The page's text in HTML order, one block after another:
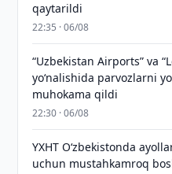
qaytarildi
22:35 · 06/08
“Uzbekistan Airports” va
yo‘nalishida parvozlarni
muhokama qildi
22:30 · 06/08
YXHT O‘zbekistonda
uchun mustahkamroq